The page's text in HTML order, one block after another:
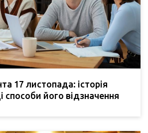
17 листопада: історія
способи його відзначення